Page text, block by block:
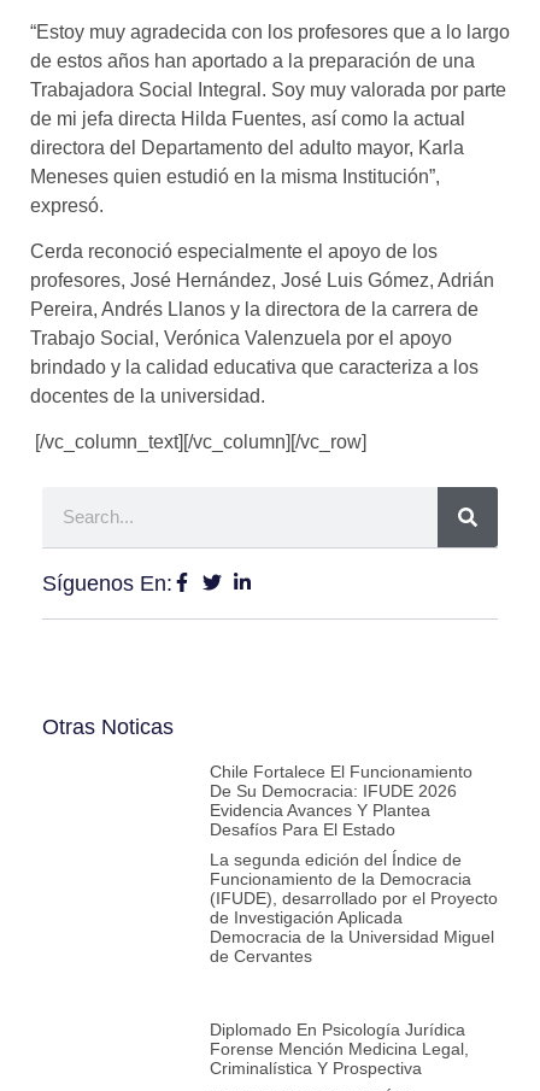
“Estoy muy agradecida con los profesores que a lo largo
de estos años han aportado a la preparación de una
Trabajadora Social Integral. Soy muy valorada por parte
de mi jefa directa Hilda Fuentes, así como la actual
directora del Departamento del adulto mayor, Karla
Meneses quien estudió en la misma Institución”,
expresó.
Cerda reconoció especialmente el apoyo de los
profesores, José Hernández, José Luis Gómez, Adrián
Pereira, Andrés Llanos y la directora de la carrera de
Trabajo Social, Verónica Valenzuela por el apoyo
brindado y la calidad educativa que caracteriza a los
docentes de la universidad.
[/vc_column_text][/vc_column][/vc_row]
Síguenos En:
Otras Noticas
Chile Fortalece El Funcionamiento
De Su Democracia: IFUDE 2026
Evidencia Avances Y Plantea
Desafíos Para El Estado
La segunda edición del Índice de
Funcionamiento de la Democracia
(IFUDE), desarrollado por el Proyecto
de Investigación Aplicada
Democracia de la Universidad Miguel
de Cervantes
Diplomado En Psicología Jurídica
Forense Mención Medicina Legal,
Criminalística Y Prospectiva